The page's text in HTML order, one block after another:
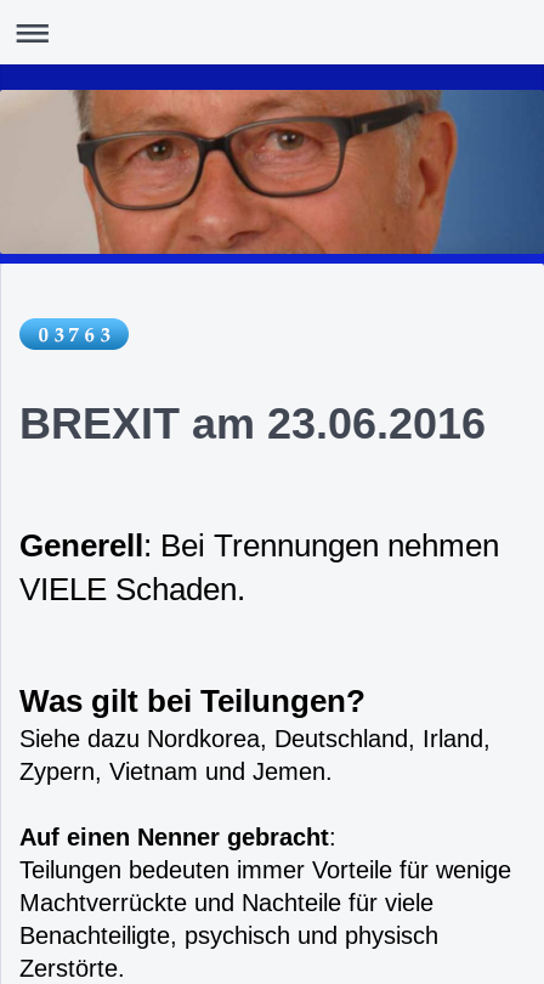
BREXIT am 23.06.2016
Generell: Bei Trennungen nehmen
VIELE Schaden.
Was gilt bei Teilungen?
Siehe dazu Nordkorea, Deutschland, Irland,
Zypern, Vietnam und Jemen.
Auf einen Nenner gebracht:
Teilungen bedeuten immer Vorteile für wenige
Machtverrückte und Nachteile für viele
Benachteiligte, psychisch und physisch
Zerstörte.